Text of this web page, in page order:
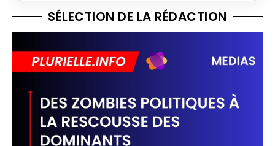
SÉLECTION DE LA RÉDACTION